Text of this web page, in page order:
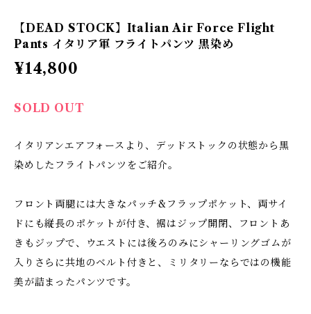
【DEAD STOCK】Italian Air Force Flight
Pants イタリア軍 フライトパンツ 黒染め
¥14,800
SOLD OUT
イタリアンエアフォースより、デッドストックの状態から黒
染めしたフライトパンツをご紹介。
フロント両腿には大きなパッチ&フラップポケット、両サイ
ドにも縦長のポケットが付き、裾はジップ開閉、フロントあ
きもジップで、ウエストには後ろのみにシャーリングゴムが
入りさらに共地のベルト付きと、ミリタリーならではの機能
美が詰まったパンツです。